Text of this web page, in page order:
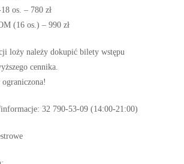
os. – 780 zł
(16 os.) – 990 zł
loży należy dokupić bilety wstępu
cennika.
informacje: 32 790-53-09 (14:00-21:00)